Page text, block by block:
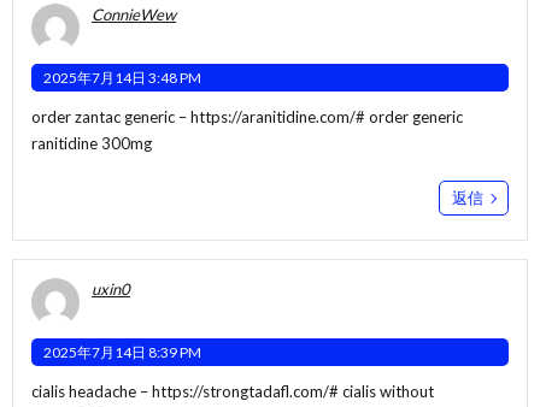
ConnieWew
2025年7月14日 3:48 PM
order zantac generic –https://aranitidine.com/# order generic
ranitidine 300mg
返信
uxin0
2025年7月14日 8:39 PM
cialis headache –https://strongtadafl.com/# cialis without